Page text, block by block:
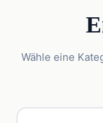
Wähle eine